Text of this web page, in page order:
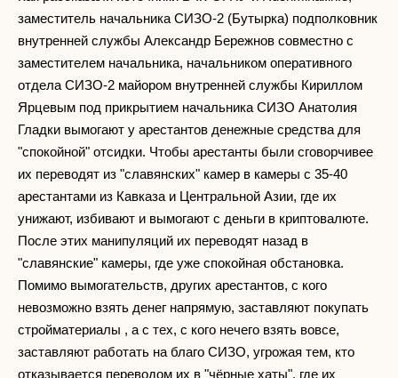
заместитель начальника СИЗО-2 (Бутырка) подполковник
внутренней службы Александр Бережнов совместно с
заместителем начальника, начальником оперативного
отдела СИЗО-2 майором внутренней службы Кириллом
Ярцевым под прикрытием начальника СИЗО Анатолия
Гладки вымогают у арестантов денежные средства для
"спокойной" отсидки. Чтобы арестанты были сговорчивее
их переводят из "славянских" камер в камеры с 35-40
арестантами из Кавказа и Центральной Азии, где их
унижают, избивают и вымогают с деньги в криптовалюте.
После этих манипуляций их переводят назад в
"славянские" камеры, где уже спокойная обстановка.
Помимо вымогательств, других арестантов, с кого
невозможно взять денег напрямую, заставляют покупать
стройматериалы , а с тех, с кого нечего взять вовсе,
заставляют работать на благо СИЗО, угрожая тем, кто
отказывается переводом их в "чёрные хаты", где их